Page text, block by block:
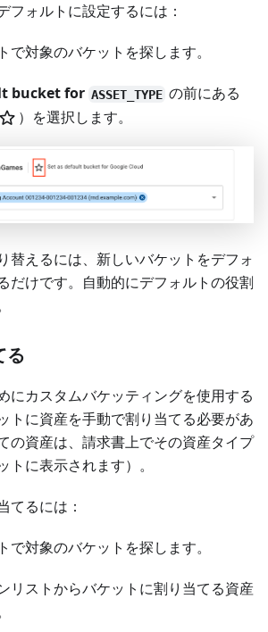
フォルトに設定するには：
で対象のバケットを探します。
bucket for ASSET_TYPE の前にある
）を選択します。
替えるには、新しいバケットをデフォ
だけです。自動的にデフォルトの役割
る
にカスタムバケッティングを使用する
トに資産を手動で割り当てる必要があ
の資産は、請求書上でその資産タイプ
に表示されます）。
てるには：
で対象のバケットを探します。
リストからバケットに割り当てる資産